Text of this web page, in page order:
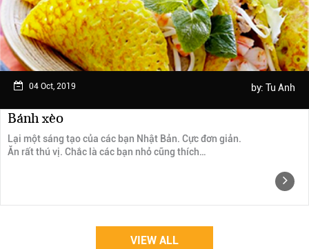
04 Oct, 2019 by: Tu Anh
Bánh xèo
Lại một sáng tạo của các bạn Nhật Bản. Cực đơn giản.
Ăn rất thú vị. Chắc là các bạn nhỏ cũng thích…
VIEW ALL